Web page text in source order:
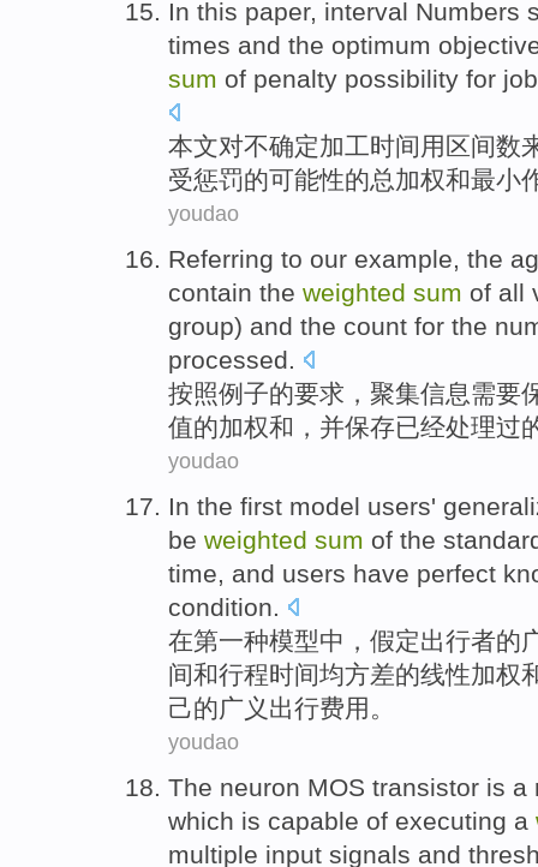
In this paper, interval Numbers
times and the optimum
sum of penalty possibility for
本文对不确定加工时间用区间数
受惩罚的可能性的总加权和最小
youdao
Referring to our example, the
contain the weighted sum of all
group) and the count for the
processed.
按照例子的要求， 聚集信息需要
值的加权和，并保存已经处理过
youdao
In the first model users'
be weighted sum of the
time, and users have perfect
condition.
在第一种模型中， 假定出行者的
间和行程时间均方差的线性加权
己的广义出行费用。
youdao
The neuron MOS transistor is a
which is capable of executing a
multiple input signals and